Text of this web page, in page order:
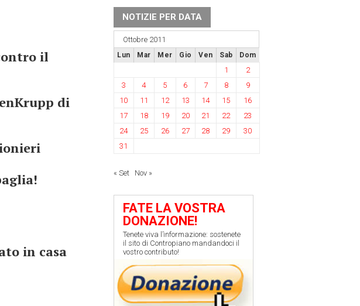
il
di
in casa
NOTIZIE PER DATA
Ottobre 2011
Lun Mar Mer Gio Ven Sab Dom
1
2
3
4 5 6 7 8
9
10
11 12 13 14 15
16
17
18 19 20 21 22
23
24
25 26 27 28 29
30
31
« Set Nov »
FATE LA VOSTRA
DONAZIONE!
Tenete viva l’informazione: sostenete
il sito di Contropiano mandandoci il
vostro contributo!